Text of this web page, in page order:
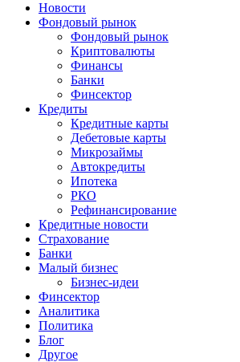
Новости
Фондовый рынок
Фондовый рынок
Криптовалюты
Финансы
Банки
Финсектор
Кредиты
Кредитные карты
Дебетовые карты
Микрозаймы
Автокредиты
Ипотека
РКО
Рефинансирование
Кредитные новости
Страхование
Банки
Малый бизнес
Бизнес-идеи
Финсектор
Аналитика
Политика
Блог
Другое